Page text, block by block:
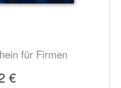
für Firmen
€